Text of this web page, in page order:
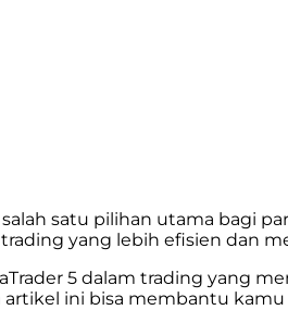
satu pilihan utama bagi
yang lebih efisien dan
5 dalam trading yang
ini bisa membantu